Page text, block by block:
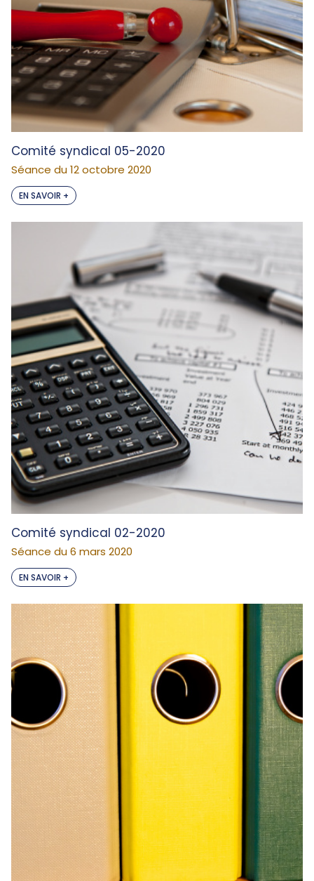
Comité syndical 05-2020
Séance du 12 octobre 2020
EN SAVOIR +
Comité syndical 02-2020
Séance du 6 mars 2020
EN SAVOIR +